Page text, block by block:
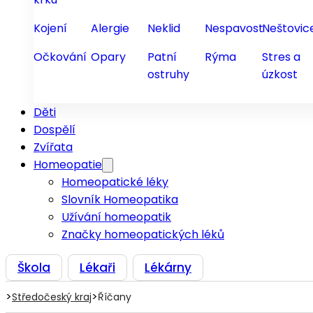
Kojení
Alergie Neklid Nespavost
Očkování Opary
Patní
ostruhy
Rýma
Stres a
úzkost
Děti
Dospělí
Zvířata
Homeopatie
Homeopatické léky
Slovník Homeopatika
Užívání homeopatik
Značky homeopatických léků
Škola Lékaři Lékárny
>Středočeský kraj>Říčany